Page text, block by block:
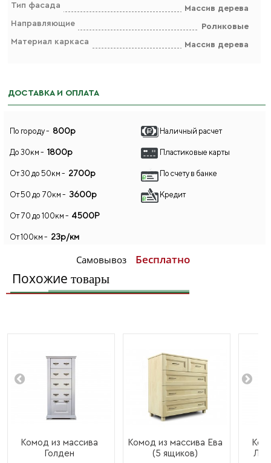
Тип фасада
Массив дерева
Направляющие
Роликовые
Материал каркаса
Массив дерева
ДОСТАВКА И ОПЛАТА
По городу - 800р
До 30км - 1800р
От 30 до 50км - 2700р
От 50 до 70км - 3600р
От 70 до 100км - 4500Р
От 100км - 23р/км
Самовывоз Бесплатно
Наличный расчет
Пластиковые карты
По счету в банке
Кредит
Похожие товары
Комод из массива
Голден
Комод из массива Ева
(5 ящиков)